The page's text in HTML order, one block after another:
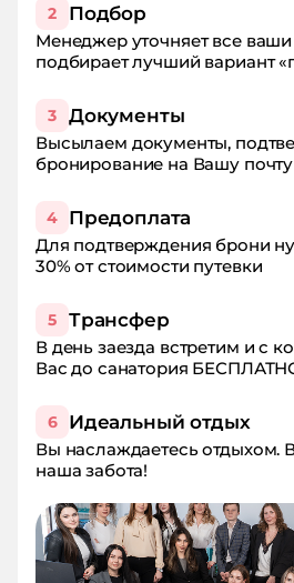
2 Подбор
Менеджер уточняет все
подбирает лучший вариант
3 Документы
Высылаем документы,
бронирование на Вашу почту
4 Предоплата
Для подтверждения брони
30% от стоимости путевки
5 Трансфер
В день заезда встретим и с
Вас до санатория
6 Идеальный отдых
Вы наслаждаетесь отдыхом.
наша забота!